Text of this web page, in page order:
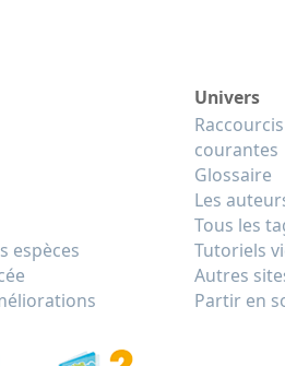
espèces
Univers
courantes
Glossaire
Les
Tous les
Tutoriels
Autres
Partir en